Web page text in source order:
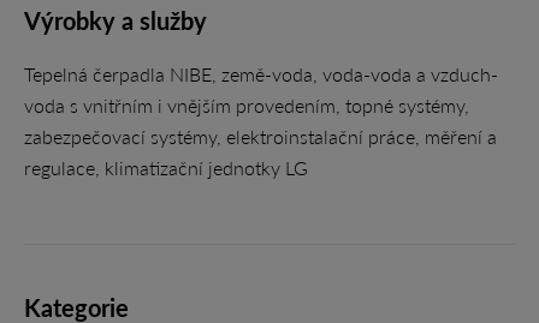
Výrobky a služby
Tepelná čerpadla NIBE, země-voda, voda-voda a vzduch-
voda s vnitřním i vnějším provedením, topné systémy,
zabezpečovací systémy, elektroinstalační práce, měření a
regulace, klimatizační jednotky LG
Kategorie